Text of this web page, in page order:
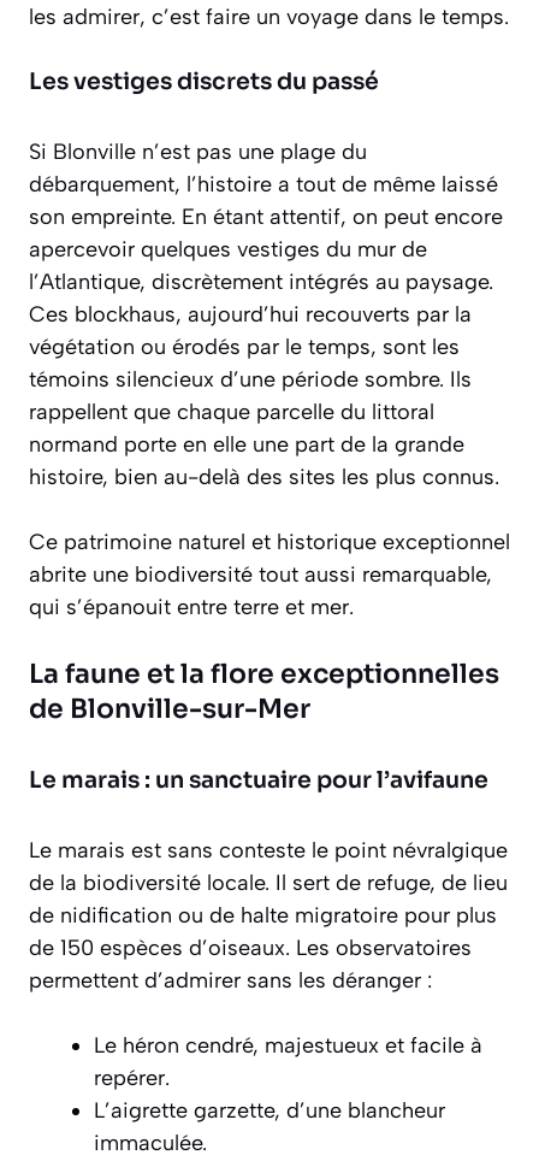
les admirer, c’est faire un voyage dans le temps.
Les vestiges discrets du passé
Si Blonville n’est pas une plage du
débarquement, l’histoire a tout de même laissé
son empreinte. En étant attentif, on peut encore
apercevoir quelques vestiges du mur de
l’Atlantique, discrètement intégrés au paysage.
Ces blockhaus, aujourd’hui recouverts par la
végétation ou érodés par le temps, sont les
témoins silencieux d’une période sombre. Ils
rappellent que chaque parcelle du littoral
normand porte en elle une part de la grande
histoire, bien au-delà des sites les plus connus.
Ce patrimoine naturel et historique exceptionnel
abrite une biodiversité tout aussi remarquable,
qui s’épanouit entre terre et mer.
La faune et la flore exceptionnelles
de Blonville-sur-Mer
Le marais : un sanctuaire pour l’avifaune
Le marais est sans conteste le point névralgique
de la biodiversité locale. Il sert de refuge, de lieu
de nidification ou de halte migratoire pour plus
de 150 espèces d’oiseaux. Les observatoires
permettent d’admirer sans les déranger :
Le héron cendré, majestueux et facile à
repérer.
L’aigrette garzette, d’une blancheur
immaculée.